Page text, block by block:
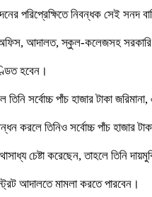
পরিপ্রেক্ষিতে নিবন্ধক সেই
আদালত, স্কুল-কলেজসহ সরকারি ও
হবেন।
সর্বোচ্চ পাঁচ হাজার টাকা
করলে তিনিও সর্বোচ্চ পাঁচ হাজার
চেষ্টা করেছেন, তাহলে তিনি
আদালতে মামলা করতে পারবেন।